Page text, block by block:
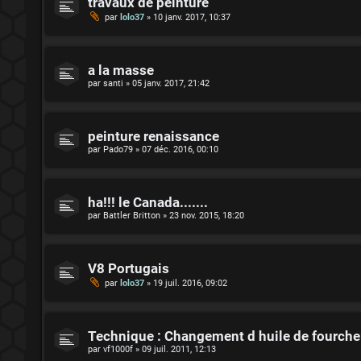
par lolo37 » 10 janv. 2017, 10:37
a la masse
par santi » 05 janv. 2017, 21:42
peinture renaissance
par Pado79 » 07 déc. 2016, 00:10
ha!!! le Canada.......
par Battler Britton » 23 nov. 2015, 18:20
V8 Portugais
par lolo37 » 19 juil. 2016, 09:02
Technique : Changement d huile de fourche
par vf1000f » 09 juil. 2011, 12:13